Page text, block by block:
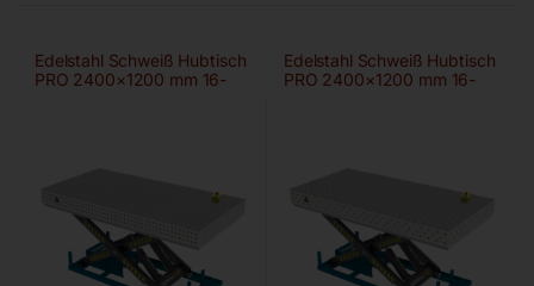
Edelstahl Schweiß Hubtisch
PRO 2400×1200 mm 16-
Edelstahl Schweiß Hubtisch
PRO 2400×1200 mm 16-